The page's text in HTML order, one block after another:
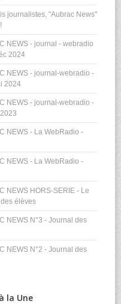
journalistes, "Aubrac News"
NEWS - journal - webradio
2024
NEWS - journal-webradio -
2024
NEWS - journal-webradio -
NEWS - La WebRadio -
NEWS - La WebRadio -
NEWS HORS-SERIE - Le
élèves
NEWS N°3 - Journal des
NEWS N°2 - Journal des
la Une